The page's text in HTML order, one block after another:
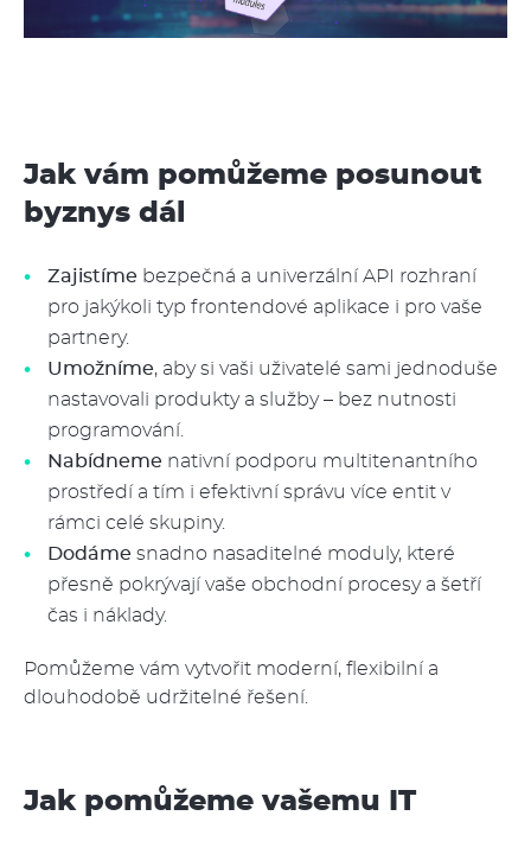
Jak vám pomůžeme posunout
byznys dál
Zajistíme bezpečná a univerzální API rozhraní
pro jakýkoli typ frontendové aplikace i pro vaše
partnery.
Umožníme, aby si vaši uživatelé sami jednoduše
nastavovali produkty a služby – bez nutnosti
programování.
Nabídneme nativní podporu multitenantního
prostředí a tím i efektivní správu více entit v
rámci celé skupiny.
Dodáme snadno nasaditelné moduly, které
přesně pokrývají vaše obchodní procesy a šetří
čas i náklady.
Pomůžeme vám vytvořit moderní, flexibilní a
dlouhodobě udržitelné řešení.
Jak pomůžeme vašemu IT